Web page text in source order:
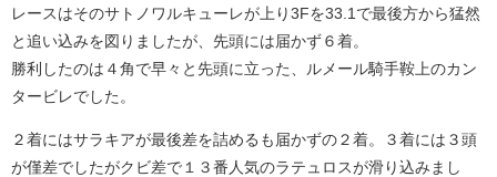
レースはそのサトノワルキューレが上り3Fを33.1で最後方から猛然
と追い込みを図りましたが、先頭には届かず６着。
勝利したのは４角で早々と先頭に立った、ルメール騎手鞍上のカン
タービレでした。
２着にはサラキアが最後差を詰めるも届かずの２着。３着には３頭
が僅差でしたがクビ差で１３番人気のラテュロスが滑り込みまし